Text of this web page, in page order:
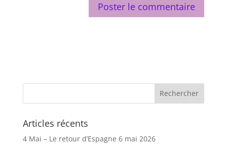
Articles récents
4 Mai – Le retour d’Espagne 6 mai 2026